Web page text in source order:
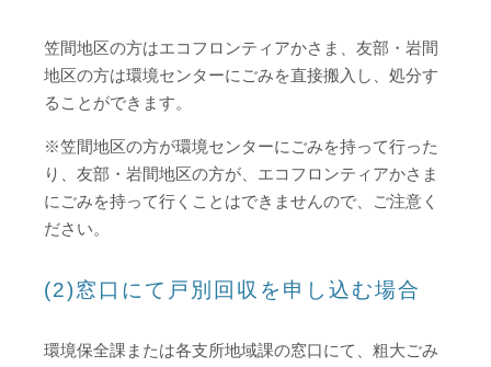
笠間地区の方はエコフロンティアかさま、友部・岩間
地区の方は環境センターにごみを直接搬入し、処分す
ることができます。
※笠間地区の方が環境センターにごみを持って行った
り、友部・岩間地区の方が、エコフロンティアかさま
にごみを持って行くことはできませんので、ご注意く
ださい。
(2)窓口にて戸別回収を申し込む場合
環境保全課または各支所地域課の窓口にて、粗大ごみ